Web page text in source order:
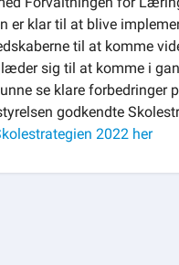
er klar til at blive
til at komme
sig til at komme i
se klare forbedringer
godkendte
2022 her